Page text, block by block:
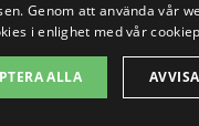
Genom att använda vår
i enlighet med vår
ALLA